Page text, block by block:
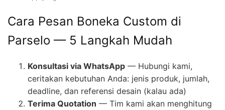
Cara Pesan Boneka Custom di
Parselo — 5 Langkah Mudah
Konsultasi via WhatsApp — Hubungi kami,
ceritakan kebutuhan Anda: jenis produk, jumlah,
deadline, dan referensi desain (kalau ada)
Terima Quotation — Tim kami akan menghitung